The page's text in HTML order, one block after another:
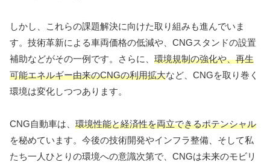
しかし、これらの課題解決に向けた取り組みも進んでいま
す。技術革新による車両価格の低減や、CNGスタンドの設置
補助などがその一例です。さらに、 環境規制の強化や、再生
可能エネルギー由来のCNGの利用拡大など、CNGを取り巻く
環境は変化しつつあります。
CNG自動車は、 環境性能と経済性を両立できるポテンシャル
を秘めています。今後の技術開発やインフラ整備、そして私
たち一人ひとりの環境への意識次第で、CNGは未来のモビリ